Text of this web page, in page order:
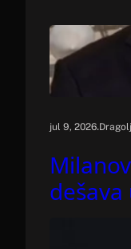
jul 9, 2026.
dešava